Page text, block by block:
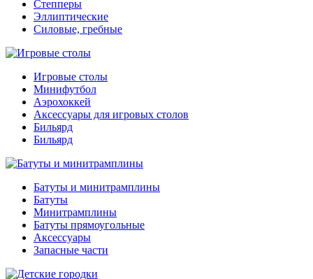
Степперы
Эллиптические
Силовые, гребные
Игровые столы
Минифутбол
Аэрохоккей
Аксессуары для игровых столов
Бильяpд
Бильяpд
Батуты и минитрамплины
Батуты
Минитрамплины
Батуты прямоугольные
Аксессуары
Запасные части